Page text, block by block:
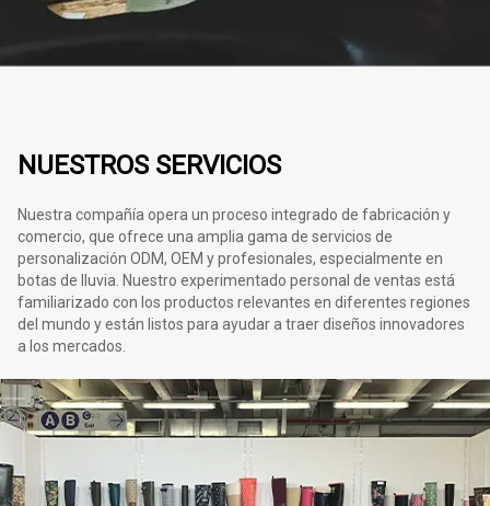
NUESTROS SERVICIOS
Nuestra compañía opera un proceso integrado de fabricación y
comercio, que ofrece una amplia gama de servicios de
personalización ODM, OEM y profesionales, especialmente en
botas de lluvia. Nuestro experimentado personal de ventas está
familiarizado con los productos relevantes en diferentes regiones
del mundo y están listos para ayudar a traer diseños innovadores
a los mercados.